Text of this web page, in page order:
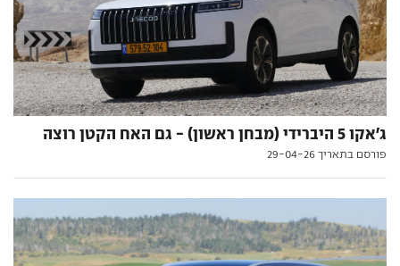
ג'אקו 5 היברידי (מבחן ראשון) - גם האח הקטן רוצה
פורסם בתאריך 29-04-26